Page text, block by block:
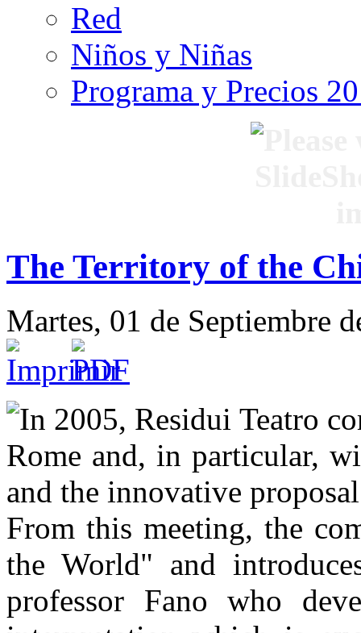
Red
Niños y Niñas
Programa y Precios
The Territory of the
Martes, 01 de Septiembre
In 2005, Residui Teatro
Rome and, in particular,
and the innovative
From this meeting, the
the World" and
professor Fano who